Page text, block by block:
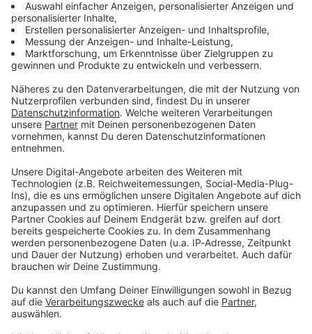
Zum Newsletter anmelden
Du möchtest uns etwas sagen?
Studio Hotline
Kontaktformular
Sprachnachricht
© dpa-infocom, dpa:260602-930-163468/2